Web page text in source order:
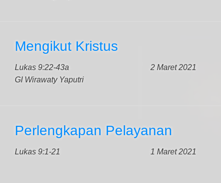
Mengikut Kristus
Lukas 9:22-43a
2 Maret 2021
GI Wirawaty Yaputri
Perlengkapan Pelayanan
Lukas 9:1-21 1 Maret 2021